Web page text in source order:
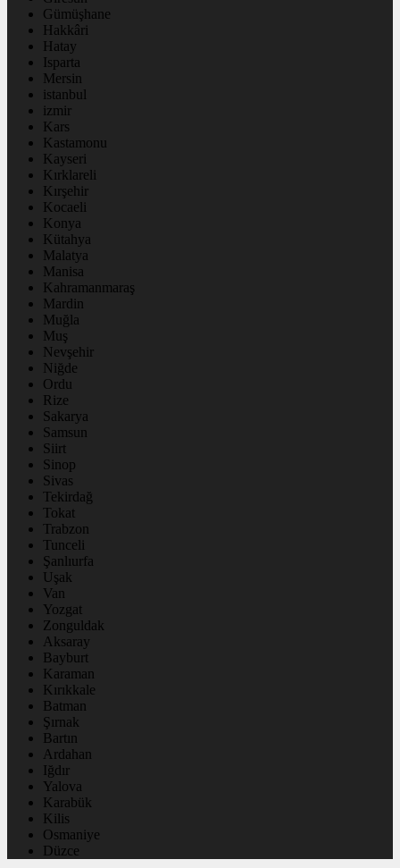
Gümüşhane
Hakkâri
Hatay
Isparta
Mersin
istanbul
izmir
Kars
Kastamonu
Kayseri
Kırklareli
Kırşehir
Kocaeli
Konya
Kütahya
Malatya
Manisa
Kahramanmaraş
Mardin
Muğla
Muş
Nevşehir
Niğde
Ordu
Rize
Sakarya
Samsun
Siirt
Sinop
Sivas
Tekirdağ
Tokat
Trabzon
Tunceli
Şanlıurfa
Uşak
Van
Yozgat
Zonguldak
Aksaray
Bayburt
Karaman
Kırıkkale
Batman
Şırnak
Bartın
Ardahan
Iğdır
Yalova
Karabük
Kilis
Osmaniye
Düzce